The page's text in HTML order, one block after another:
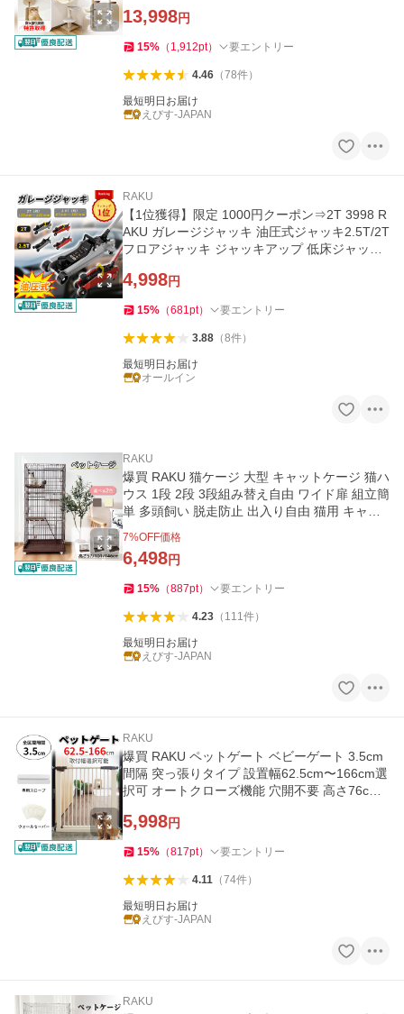
13,998円
15% （ 1,912pt） 要エントリー
4.46（78件）
最短明日お届け
えびす-JAPAN
RAKU
【1位獲得】限定 1000円クーポン⇒2T 3998 R
AKU ガレージジャッキ 油圧式ジャッキ2.5T/2T
フロアジャッキ ジャッキアップ 低床ジャッキ
4,998円
15% （681pt） 要エントリー
3.88（8件）
最短明日お届け
オールイン
RAKU
爆買 RAKU 猫ケージ 大型 キャットケージ 猫ハ
ウス 1段 2段 3段組み替え自由 ワイド扉 組立簡
単 多頭飼い 脱走防止 出入り自由 猫用 キャス
7%OFF価格
6,498円
15% （887pt） 要エントリー
4.23（ 111件）
最短明日お届け
えびす-JAPAN
RAKU
爆買 RAKU ペットゲート ベビーゲート 3.5cm
間隔 突っ張りタイプ 設置幅62.5cm〜166cm選
択可 オートクローズ機能 穴開不要 高さ76cm
5,998円
15% （817pt） 要エントリー
4.11（74件）
最短明日お届け
えびす-JAPAN
RAKU